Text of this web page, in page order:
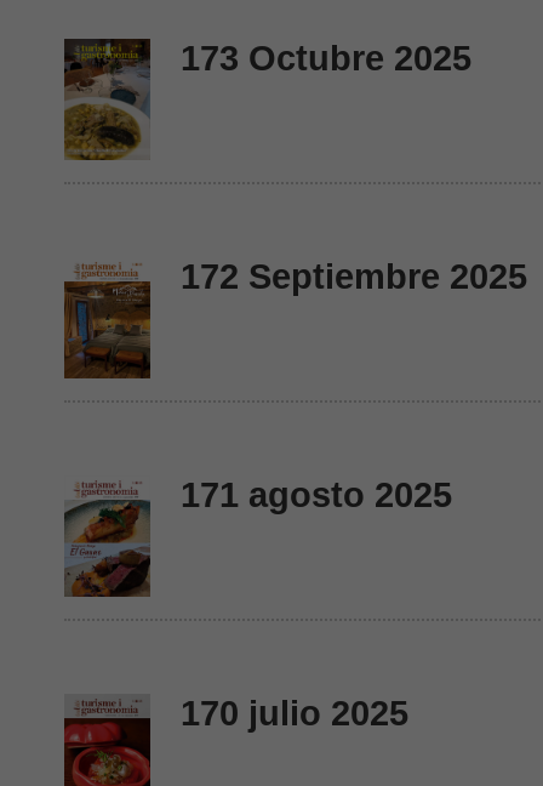
173 Octubre 2025
172 Septiembre 2025
171 agosto 2025
170 julio 2025